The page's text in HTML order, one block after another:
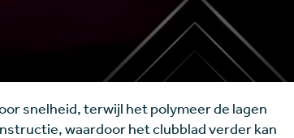
snelheid, terwijl het polymeer de lagen
waardoor het clubblad verder kan